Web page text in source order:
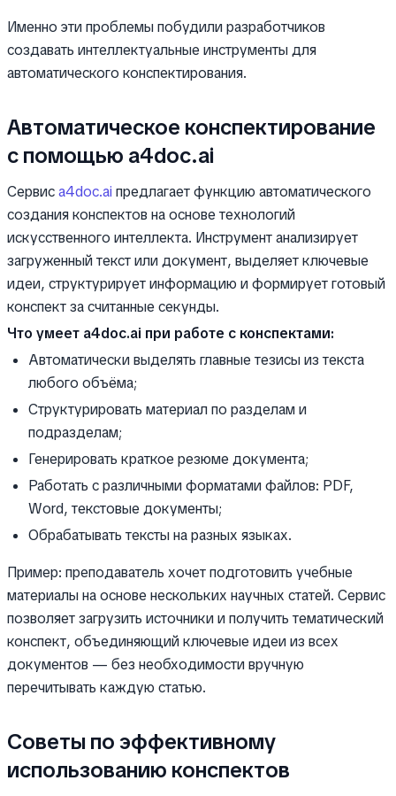
Именно эти проблемы побудили разработчиков
создавать интеллектуальные инструменты для
автоматического конспектирования.
Автоматическое конспектирование
с помощью a4doc.ai
Сервисa4doc.ai предлагает функцию автоматического
создания конспектов на основе технологий
искусственного интеллекта. Инструмент анализирует
загруженный текст или документ, выделяет ключевые
идеи, структурирует информацию и формирует готовый
конспект за считанные секунды.
Что умеет a4doc.ai при работе с конспектами:
Автоматически выделять главные тезисы из текста
любого объёма;
Структурировать материал по разделам и
подразделам;
Генерировать краткое резюме документа;
Работать с различными форматами файлов: PDF,
Word, текстовые документы;
Обрабатывать тексты на разных языках.
Пример: преподаватель хочет подготовить учебные
материалы на основе нескольких научных статей. Сервис
позволяет загрузить источники и получить тематический
конспект, объединяющий ключевые идеи из всех
документов — без необходимости вручную
перечитывать каждую статью.
Советы по эффективному
использованию конспектов